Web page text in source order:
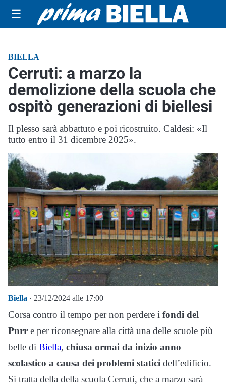
☰
BIELLA
Cerruti: a marzo la
demolizione della scuola che
ospitò generazioni di biellesi
Il plesso sarà abbattuto e poi ricostruito. Caldesi: «Il
tutto entro il 31 dicembre 2025».
Biella · 23/12/2024 alle 17:00
Corsa contro il tempo per non perdere i fondi del
Pnrr e per riconsegnare alla città una delle scuole più
belle di Biella, chiusa ormai da inizio anno
scolastico a causa dei problemi statici dell’edificio.
Si tratta della della scuola Cerruti, che a marzo sarà